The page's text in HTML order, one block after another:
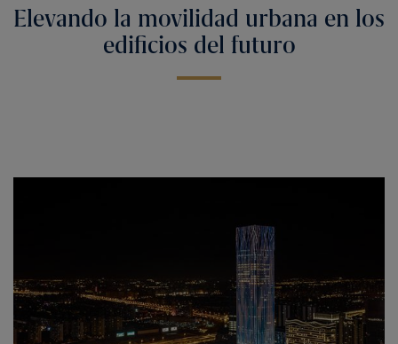
Elevando la movilidad urbana en los
edificios del futuro